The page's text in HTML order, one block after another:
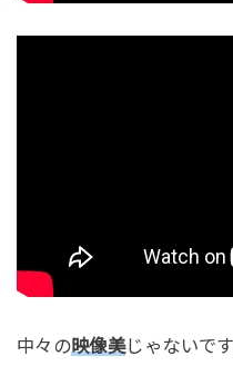
中々の映像美じゃないで